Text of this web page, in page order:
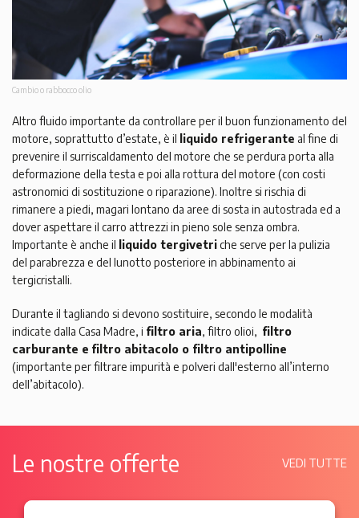
Cambio o rabbocco olio
Altro fluido importante da controllare per il buon funzionamento del
motore, soprattutto d’estate, è il liquido refrigerante al fine di
prevenire il surriscaldamento del motore che se perdura porta alla
deformazione della testa e poi alla rottura del motore (con costi
astronomici di sostituzione o riparazione). Inoltre si rischia di
rimanere a piedi, magari lontano da aree di sosta in autostrada ed a
dover aspettare il carro attrezzi in pieno sole senza ombra.
Importante è anche il liquido tergivetriche serve per la pulizia
del parabrezza e del lunotto posteriore in abbinamento ai
tergicristalli.
Durante il tagliando si devono sostituire, secondo le modalità
indicate dalla Casa Madre, i filtro aria, filtro olioi, filtro
carburante e filtro abitacolo o filtro antipolline
(importante per filtrare impurità e polveri dall'esterno all’interno
dell’abitacolo).
Le nostre offerte VEDI TUTTE